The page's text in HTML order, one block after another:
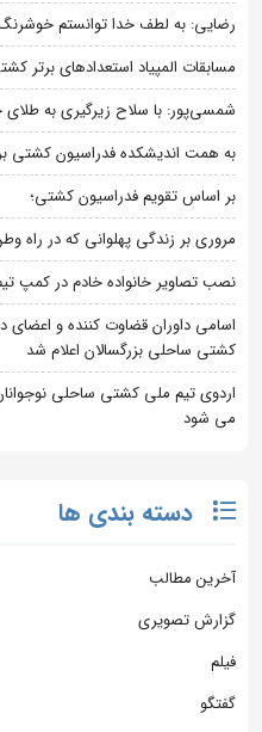
رضایی: به لطف خدا توانستم
مسابقات المپیاد استعدادهای برتر
شمسی‌پور: با سلاح زیرگیری به
به همت اندیشکده فدراسیون کشتی
بر اساس تقویم فدراسیون کشتی؛
مروری بر زندگی پهلوانی که در راه
نصب تصاویر خانواده خادم در کمپ
اسامی داوران قضاوت کننده و اعضای
کشتی ساحلی بزرگسالان اعلام شد
می شود
دسته بندی ها
آخرین مطالب
گزارش تصویری
فیلم
گفتگو